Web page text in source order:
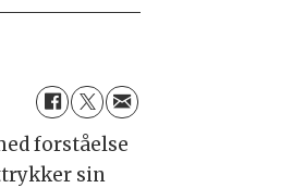
forståelse
sin